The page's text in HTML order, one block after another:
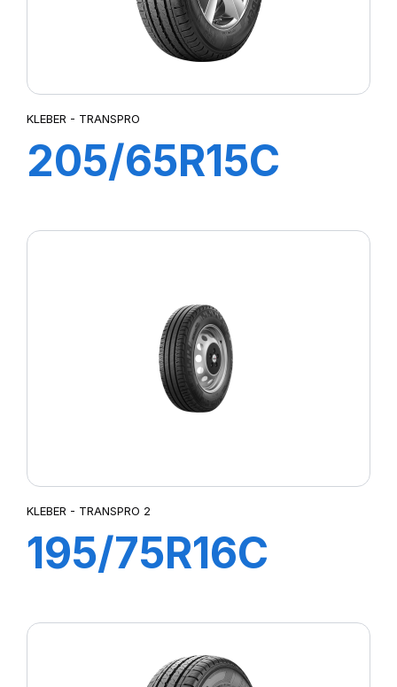
KLEBER - TRANSPRO
205/65R15C
KLEBER - TRANSPRO 2
195/75R16C
TRANSPRO 2